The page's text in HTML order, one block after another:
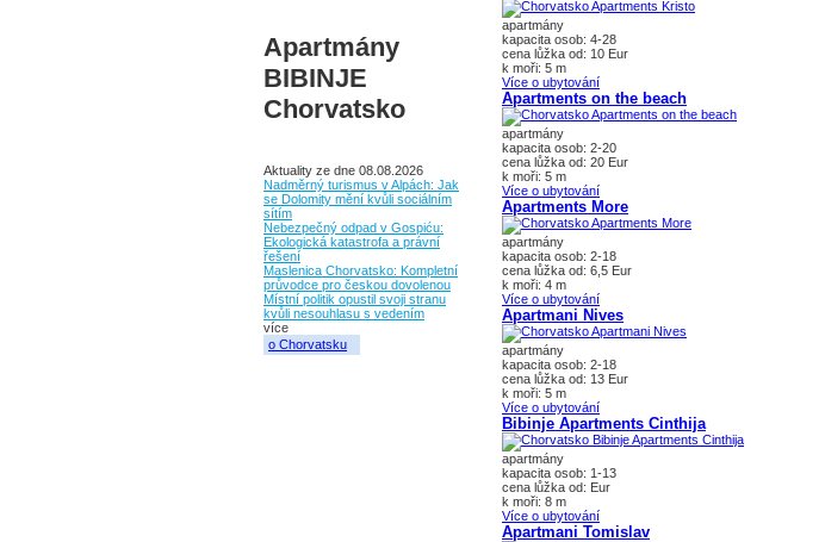
Apartmány
BIBINJE
Chorvatsko
Aktuality ze dne 08.08.2026
Nadměrný turismus v Alpách: Jak
se Dolomity mění kvůli sociálním
sítím
Nebezpečný odpad v Gospiću:
Ekologická katastrofa a právní
řešení
Maslenica Chorvatsko: Kompletní
průvodce pro českou dovolenou
Místní politik opustil svoji stranu
kvůli nesouhlasu s vedením
více
o Chorvatsku
apartmány
kapacita osob: 4-28
cena lůžka od: 10 Eur
k moři: 5 m
Více o ubytování
Apartments on the beach
apartmány
kapacita osob: 2-20
cena lůžka od: 20 Eur
k moři: 5 m
Více o ubytování
Apartments More
apartmány
kapacita osob: 2-18
cena lůžka od: 6,5 Eur
k moři: 4 m
Více o ubytování
Apartmani Nives
apartmány
kapacita osob: 2-18
cena lůžka od: 13 Eur
k moři: 5 m
Více o ubytování
Bibinje Apartments Cinthija
apartmány
kapacita osob: 1-13
cena lůžka od: Eur
k moři: 8 m
Více o ubytování
Apartmani Tomislav